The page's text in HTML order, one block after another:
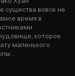
существа вовсе не
время в
которое
маленького